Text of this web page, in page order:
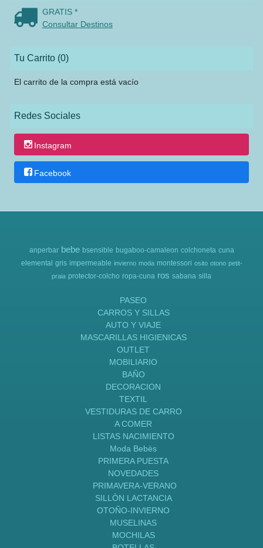
GRATIS *
Consultar Destinos
Tu Carrito (0)
El carrito de la compra está vacío
Redes Sociales
Instagram
Facebook
anperbar bebe bsensible bugaboo-camaleon colchoneta cuna
elemental gris impermeable invierno moda montessori osito otono petit-
praia protector-colcho ropa-cuna ros sabana silla
PASEO
CARROS Y SILLAS
AUTO Y VIAJE
MASCARILLAS HIGIENICAS
OUTLET
MOBILIARIO
BAÑO
DECORACION
TEXTIL
VESTIDURAS DE CARRO
A COMER
LISTAS NACIMIENTO
Moda Bebès
PRIMERA PUESTA
NOVEDADES
PRIMAVERA-VERANO
SILLÒN LACTANCIA
OTOÑO-INVIERNO
MUSELINAS
MOCHILAS